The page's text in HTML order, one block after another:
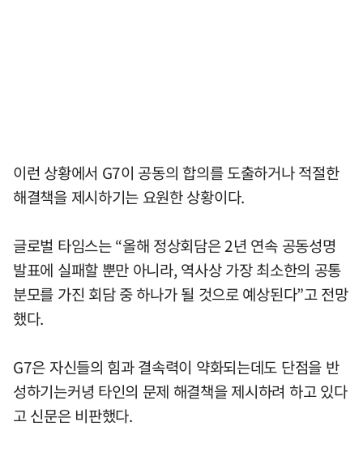
이런 상황에서 G7이 공동의 합의를 도출하거나 적절한
해결책을 제시하기는 요원한 상황이다.
글로벌 타임스는 “올해 정상회담은 2년 연속 공동성명
발표에 실패할 뿐만 아니라, 역사상 가장 최소한의 공통
분모를 가진 회담 중 하나가 될 것으로 예상된다”고 전망
했다.
G7은 자신들의 힘과 결속력이 약화되는데도 단점을 반
성하기는커녕 타인의 문제 해결책을 제시하려 하고 있다
고 신문은 비판했다.